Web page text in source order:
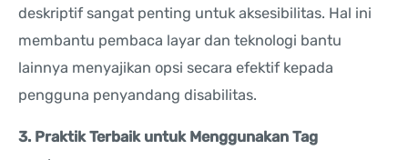
deskriptif sangat penting untuk aksesibilitas. Hal ini
membantu pembaca layar dan teknologi bantu
lainnya menyajikan opsi secara efektif kepada
pengguna penyandang disabilitas.
3. Praktik Terbaik untuk Menggunakan Tag